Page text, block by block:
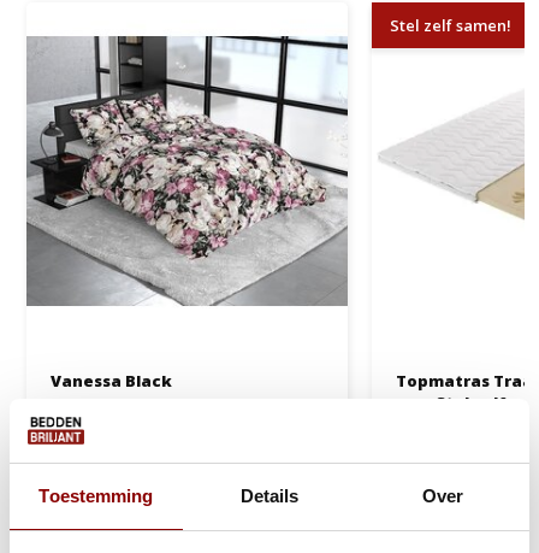
Toestemming Details Over
Vanessa Black
Stel zelf samen!
Topmatras
cm - Stel zelf